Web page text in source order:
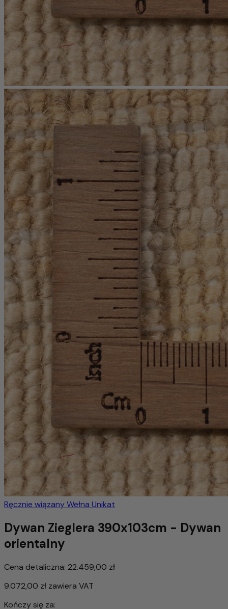
Ręcznie wiązanyWełna Unikat
Dywan Zieglera 390x103cm - Dywan
orientalny
Cena detaliczna: 22.459,00 zł
9.072,00 zł zawiera VAT
Kończy się za: